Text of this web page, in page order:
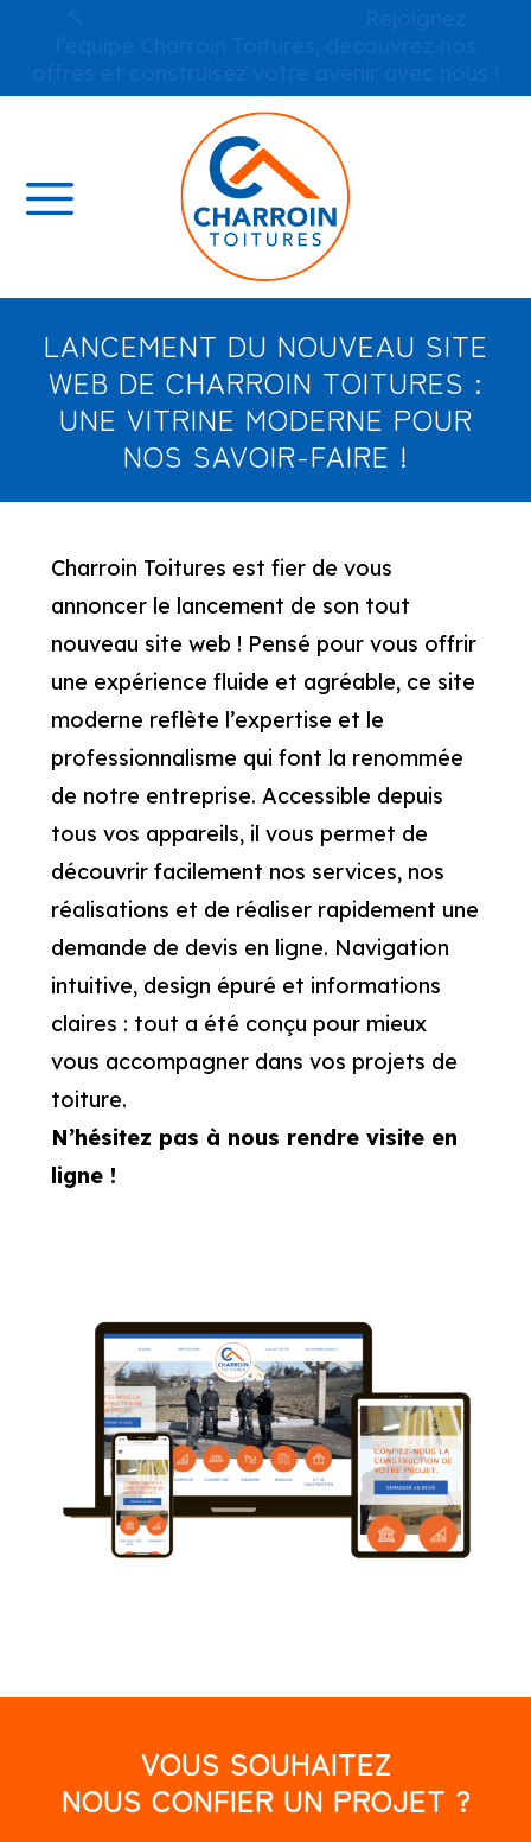
LANCEMENT DU NOUVEAU SITE
WEB DE CHARROIN TOITURES :
UNE VITRINE MODERNE POUR
NOS SAVOIR-FAIRE !
Charroin Toitures est fier de vous
annoncer le lancement de son tout
nouveau site web ! Pensé pour vous offrir
une expérience fluide et agréable, ce site
moderne reflète l’expertise et le
professionnalisme qui font la renommée
de notre entreprise. Accessible depuis
tous vos appareils, il vous permet de
découvrir facilement nos services, nos
réalisations et de réaliser rapidement une
demande de devis en ligne. Navigation
intuitive, design épuré et informations
claires : tout a été conçu pour mieux
vous accompagner dans vos projets de
toiture.
N’hésitez pas à nous rendre visite en
ligne !
VOUS SOUHAITEZ
NOUS CONFIER UN PROJET ?